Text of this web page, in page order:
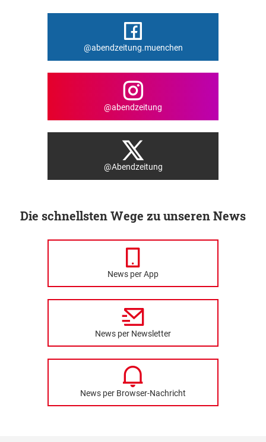
@abendzeitung.muenchen
@abendzeitung
@Abendzeitung
Die schnellsten Wege zu unseren News
News per App
News per Newsletter
News per Browser-Nachricht